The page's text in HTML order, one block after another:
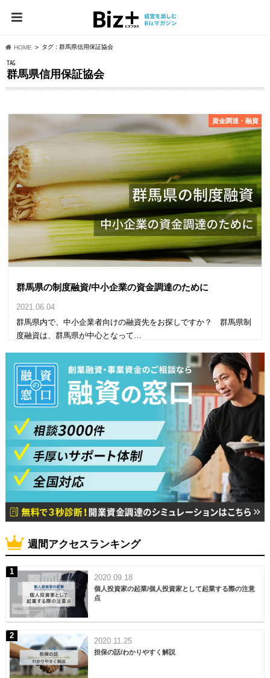
HOME タグ : 群馬県信用保証協会
TAG
群馬県信用保証協会
資⾦調達・融資
群馬県の制度融資/中小企業の資金調達のために
2021.06.04
群馬県内で、中小企業者向けの融資先をお探しですか？ 群馬県制
度融資は、群馬県が中心となって…
週間アクセスランキング
2020.09.18
個人投資家の起業/個人投資家として起業する際の注意
点
2020.11.25
担保の話/わかりやすく解説